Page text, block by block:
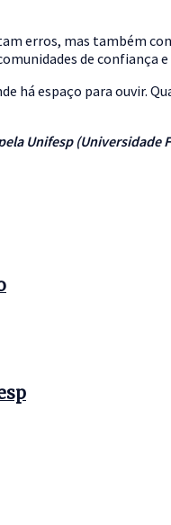
erros, mas também
de confiança
há espaço para ouvir.
Unifesp (Universidade